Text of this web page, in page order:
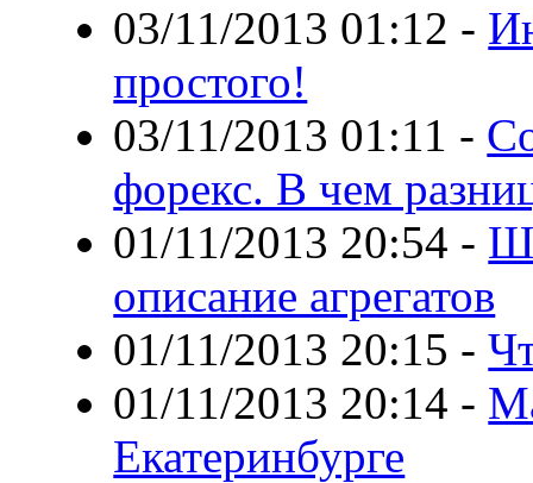
03/11/2013 01:12 -
простого!
03/11/2013 01:11 -
форекс. В чем
01/11/2013 20:54 -
описание агрегатов
01/11/2013 20:15 -
01/11/2013 20:14 -
Екатеринбурге